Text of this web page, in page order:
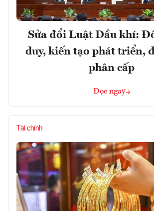
Sửa đổi Luật Dầu khí:
duy, kiến tạo phát triển,
phân cấp
Đọc ngay
Tài chính